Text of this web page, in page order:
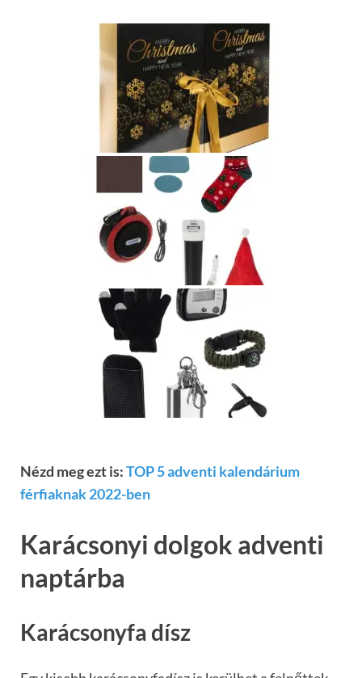
Nézd meg ezt is:TOP 5 adventi kalendárium
férfiaknak 2022-ben
Karácsonyi dolgok adventi
naptárba
Karácsonyfa dísz